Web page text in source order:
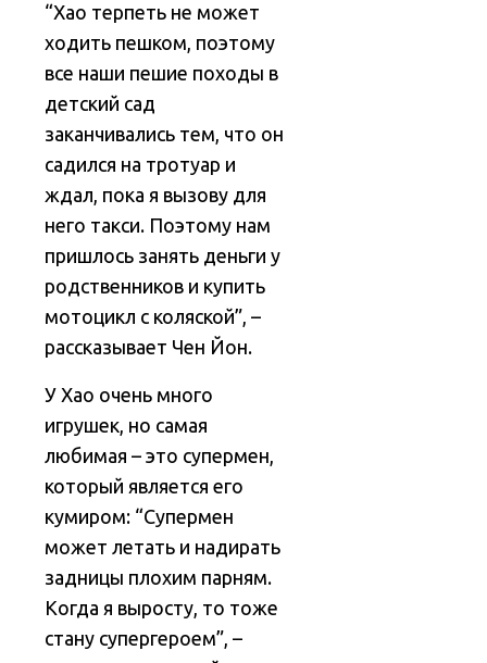
“Хао терпеть не может
ходить пешком, поэтому
все наши пешие походы в
детский сад
заканчивались тем, что он
садился на тротуар и
ждал, пока я вызову для
него такси. Поэтому нам
пришлось занять деньги у
родственников и купить
мотоцикл с коляской”, –
рассказывает Чен Йон.
У Хао очень много
игрушек, но самая
любимая – это супермен,
который является его
кумиром: “Супермен
может летать и надирать
задницы плохим парням.
Когда я выросту, то тоже
стану супергероем”, –